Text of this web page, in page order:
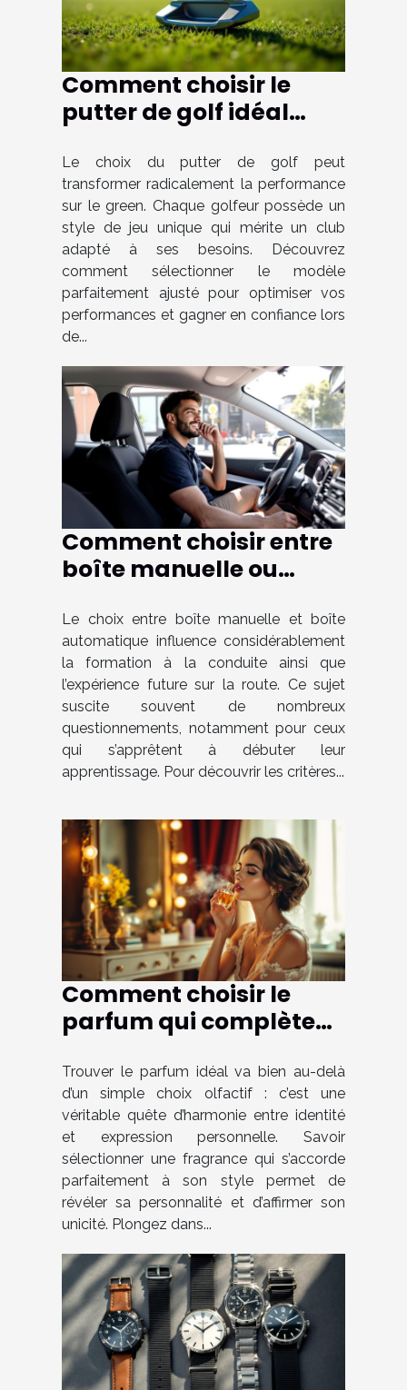
Comment choisir le
putter de golf idéal
Le choix du putter de golf peut
transformer radicalement la performance
sur le green. Chaque golfeur possède un
style de jeu unique qui mérite un club
adapté à ses besoins. Découvrez
comment sélectionner le modèle
parfaitement ajusté pour optimiser vos
performances et gagner en confiance lors
de...
Comment choisir entre
boîte manuelle ou
votre formation de
conduite ?
Le choix entre boîte manuelle et boîte
automatique influence considérablement
la formation à la conduite ainsi que
l’expérience future sur la route. Ce sujet
suscite souvent de nombreux
questionnements, notamment pour ceux
qui s’apprêtent à débuter leur
apprentissage. Pour découvrir les critères...
Comment choisir le
parfum qui complète
style ?
Trouver le parfum idéal va bien au-delà
d’un simple choix olfactif : c’est une
véritable quête d’harmonie entre identité
et expression personnelle. Savoir
sélectionner une fragrance qui s’accorde
parfaitement à son style permet de
révéler sa personnalité et d’affirmer son
unicité. Plongez dans...